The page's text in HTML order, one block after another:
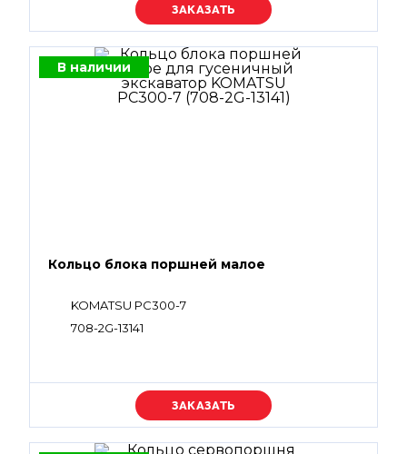
Уточняйте цену
В наличии
Кольцо блока поршней малое
KOMATSU PC300-7
708-2G-13141
Уточняйте цену